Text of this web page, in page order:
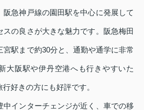
阪急神戸線の園田駅を中心に発展して
スの良さが大きな魅力です。阪急梅田
宮駅まで約30分と、通勤や通学に非常
大阪駅や伊丹空港へも行きやすいた
好きの方にも好評です。
中インターチェンジが近く、車での移